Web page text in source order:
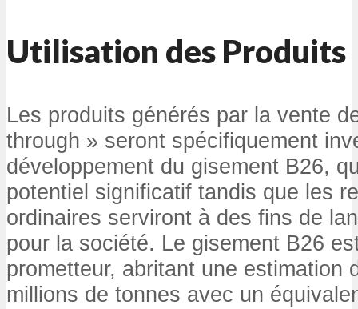
Utilisation des Produits
Les produits générés par la vente
through » seront spécifiquement
développement du gisement B26,
potentiel significatif tandis que les
ordinaires serviront à des fins de
pour la société. Le gisement B26
prometteur, abritant une estimation
millions de tonnes avec un